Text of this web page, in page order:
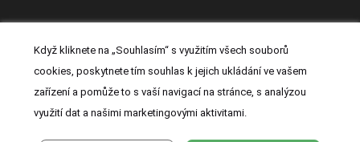
Právní prohlášení|Prohlášení o cookies|Nastavení cookies
Kontakt|Zásady zpracování osobních údajů
Když kliknete na „Souhlasím“ s využitím všech souborů
cookies, poskytnete tím souhlas k jejich ukládání ve vašem
zařízení a pomůže to s vaší navigací na stránce, s analýzou
využití dat a našimi marketingovými aktivitami.